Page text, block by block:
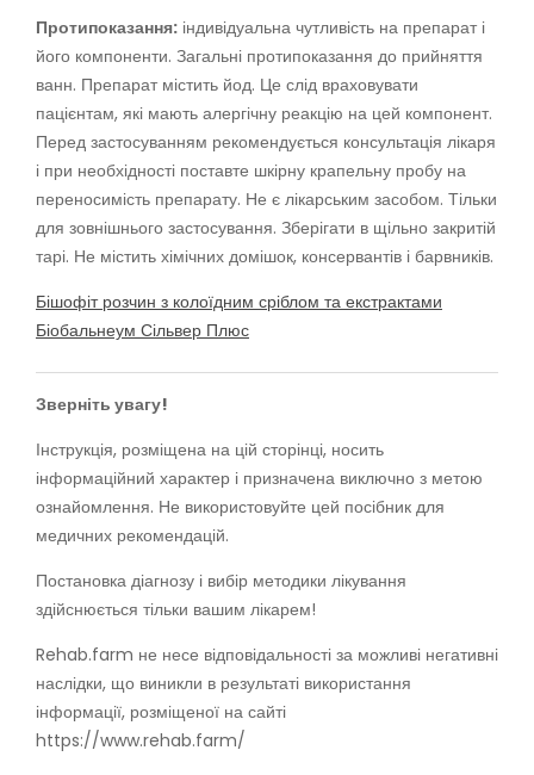
Протипоказання: індивідуальна чутливість на препарат і
його компоненти. Загальні протипоказання до прийняття
ванн. Препарат містить йод. Це слід враховувати
пацієнтам, які мають алергічну реакцію на цей компонент.
Перед застосуванням рекомендується консультація лікаря
і при необхідності поставте шкірну крапельну пробу на
переносимість препарату. Не є лікарським засобом. Тільки
для зовнішнього застосування. Зберігати в щільно закритій
тарі. Не містить хімічних домішок, консервантів і барвників.
Бішофіт розчин з колоїдним сріблом та екстрактами
Біобальнеум Сільвер Плюс
Зверніть увагу!
Інструкція, розміщена на цій сторінці, носить
інформаційний характер і призначена виключно з метою
ознайомлення. Не використовуйте цей посібник для
медичних рекомендацій.
Постановка діагнозу і вибір методики лікування
здійснюється тільки вашим лікарем!
Rehab.farm не несе відповідальності за можливі негативні
наслідки, що виникли в результаті використання
інформації, розміщеної на сайті
https://www.rehab.farm/